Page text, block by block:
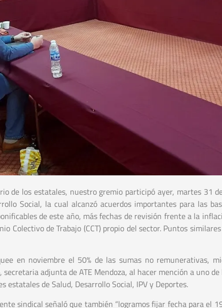
de los estatales, nuestro gremio participó ayer, martes 31
Social, la cual alcanzó acuerdos importantes para las
de este año, más fechas de revisión frente a la
Colectivo de Trabajo (CCT) propio del sector. Puntos
en noviembre el 50% de las sumas no remunerativas,
secretaria adjunta de ATE Mendoza, al hacer mención a uno
estatales de Salud, Desarrollo Social, IPV y Deportes.
sindical señaló que también “logramos fijar fecha para el